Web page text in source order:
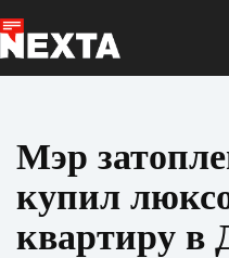
к
сути
Мэр
купил
квартиру в